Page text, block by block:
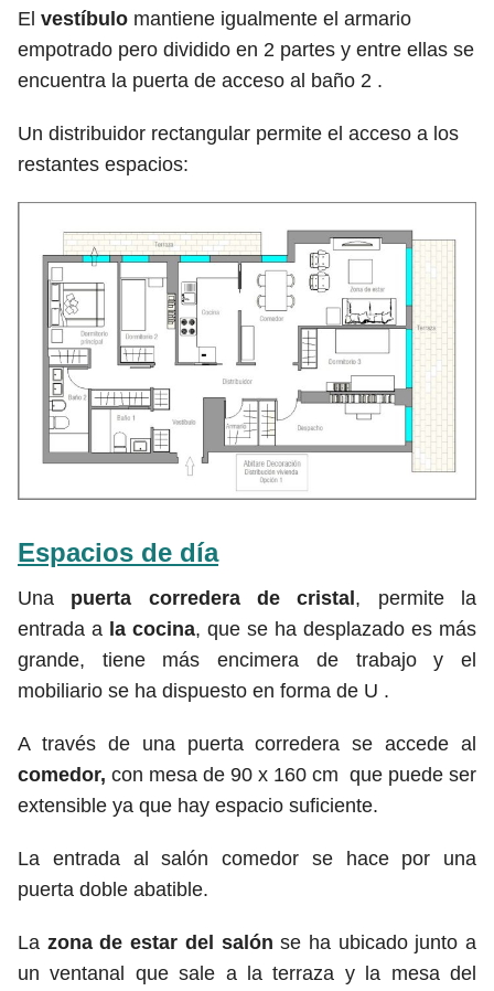
El vestíbulo mantiene igualmente el armario
empotrado pero dividido en 2 partes y entre ellas se
encuentra la puerta de acceso al baño 2 .
Un distribuidor rectangular permite el acceso a los
restantes espacios:
Espacios de día
Una puerta corredera de cristal, permite la
entrada a la cocina, que se ha desplazado es más
grande, tiene más encimera de trabajo y el
mobiliario se ha dispuesto en forma de U .
A través de una puerta corredera se accede al
comedor, con mesa de 90 x 160 cm que puede ser
extensible ya que hay espacio suficiente.
La entrada al salón comedor se hace por una
puerta doble abatible.
La zona de estar del salón se ha ubicado junto a
un ventanal que sale a la terraza y la mesa del